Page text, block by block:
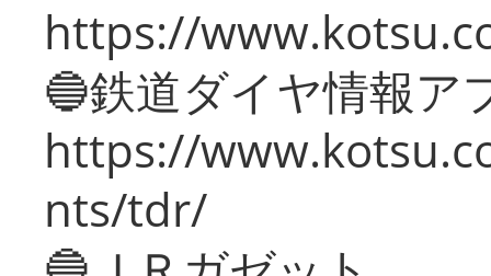
https://
🔵鉄道ダイヤ情報ア
https://
nts/tdr/